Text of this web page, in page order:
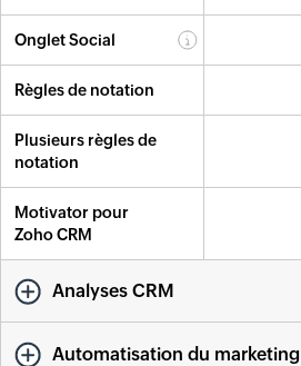
Onglet Social
Règles de notation
Plusieurs règles de
notation
Motivator pour
Zoho CRM
Analyses CRM
Automatisation du marketing